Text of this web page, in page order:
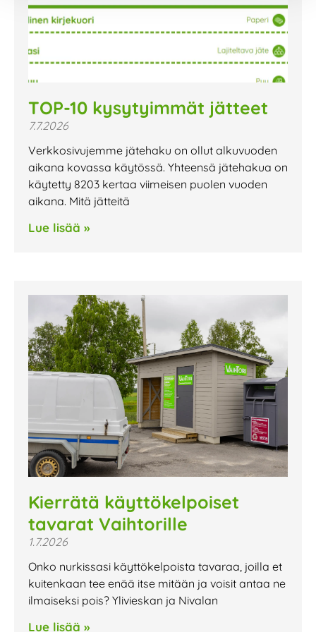
TOP-10 kysytyimmät jätteet
7.7.2026
Verkkosivujemme jätehaku on ollut alkuvuoden
aikana kovassa käytössä. Yhteensä jätehakua on
käytetty 8203 kertaa viimeisen puolen vuoden
aikana. Mitä jätteitä
Lue lisää »
Kierrätä käyttökelpoiset
tavarat Vaihtorille
1.7.2026
Onko nurkissasi käyttökelpoista tavaraa, joilla et
kuitenkaan tee enää itse mitään ja voisit antaa ne
ilmaiseksi pois? Ylivieskan ja Nivalan
Lue lisää »